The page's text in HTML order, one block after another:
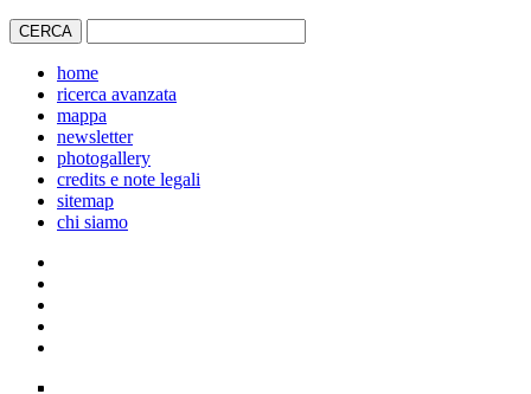
home
ricerca avanzata
mappa
newsletter
photogallery
credits e note legali
sitemap
chi siamo